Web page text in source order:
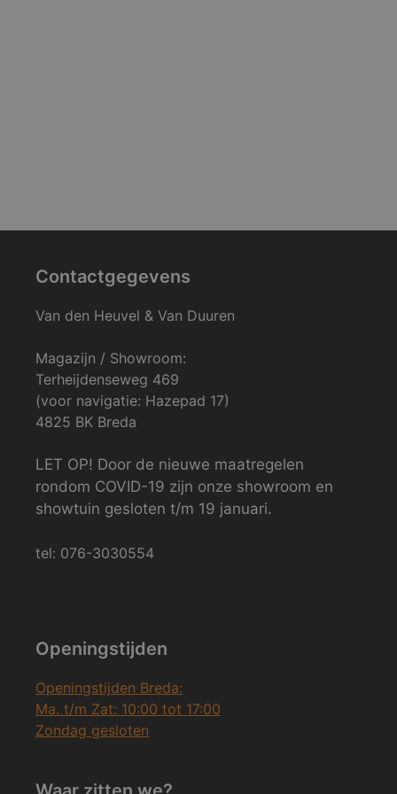
Contactgegevens
Van den Heuvel & Van Duuren
Magazijn / Showroom:
Terheijdenseweg 469
(voor navigatie: Hazepad 17)
4825 BK Breda
LET OP! Door de nieuwe maatregelen
rondom COVID-19 zijn onze showroom en
showtuin gesloten t/m 19 januari.
tel: 076-3030554
Openingstijden
Openingstijden Breda:
Ma. t/m Zat: 10:00 tot 17:00
Zondag gesloten